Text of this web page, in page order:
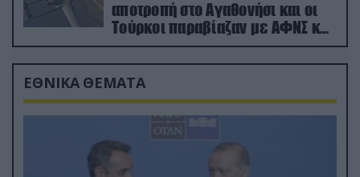
αποτροπή στο Αγαθονήσι και οι
Τούρκοι παραβίαζαν με ΑΦΝΣ και
drone
ΕΘΝΙΚΑ ΘΕΜΑΤΑ